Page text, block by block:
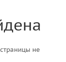
не